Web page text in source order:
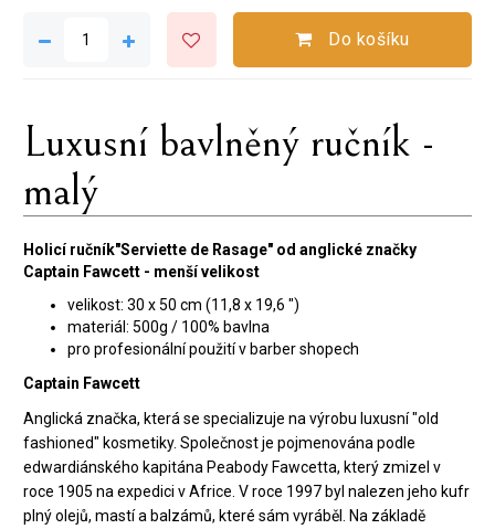
Do košíku
Luxusní bavlněný ručník -
malý
Holicí ručník"Serviette de Rasage" od anglické značky
Captain Fawcett - menší velikost
velikost: 30 x 50 cm (11,8 x 19,6 ")
materiál: 500g / 100% bavlna
pro profesionální použití v barber shopech
Captain Fawcett
Anglická značka, která se specializuje na výrobu luxusní "old
fashioned" kosmetiky. Společnost je pojmenována podle
edwardiánského kapitána Peabody Fawcetta, který zmizel v
roce 1905 na expedici v Africe. V roce 1997 byl nalezen jeho kufr
plný olejů, mastí a balzámů, které sám vyráběl. Na základě